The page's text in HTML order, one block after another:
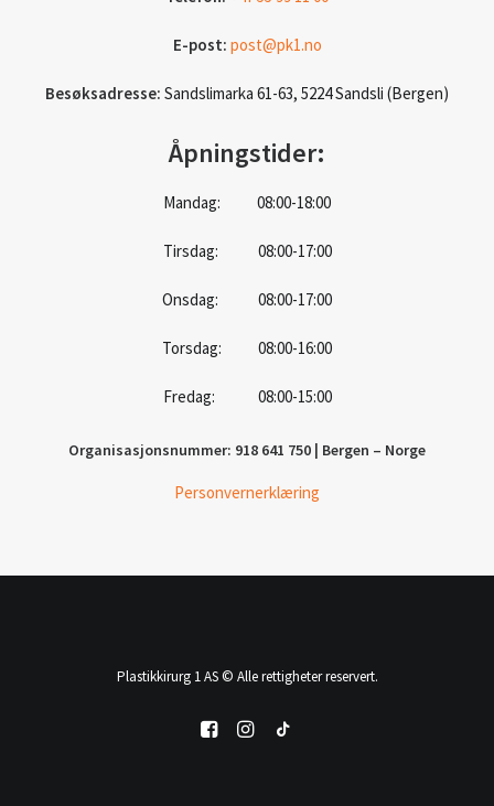
E-post: post@pk1.no
Besøksadresse: Sandslimarka 61-63, 5224 Sandsli (Bergen)
Åpningstider:
Mandag: 08:00-18:00
Tirsdag: 08:00-17:00
Onsdag: 08:00-17:00
Torsdag: 08:00-16:00
Fredag: 08:00-15:00
Organisasjonsnummer: 918 641 750 | Bergen – Norge
Personvernerklæring
Plastikkirurg 1 AS © Alle rettigheter reservert.